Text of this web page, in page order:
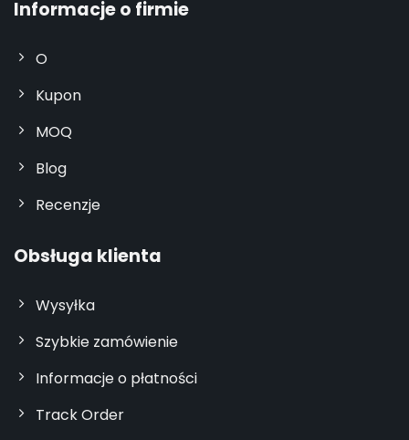
Informacje o firmie
O
Kupon
MOQ
Blog
Recenzje
Obsługa klienta
Wysyłka
Szybkie zamówienie
Informacje o płatności
Track Order